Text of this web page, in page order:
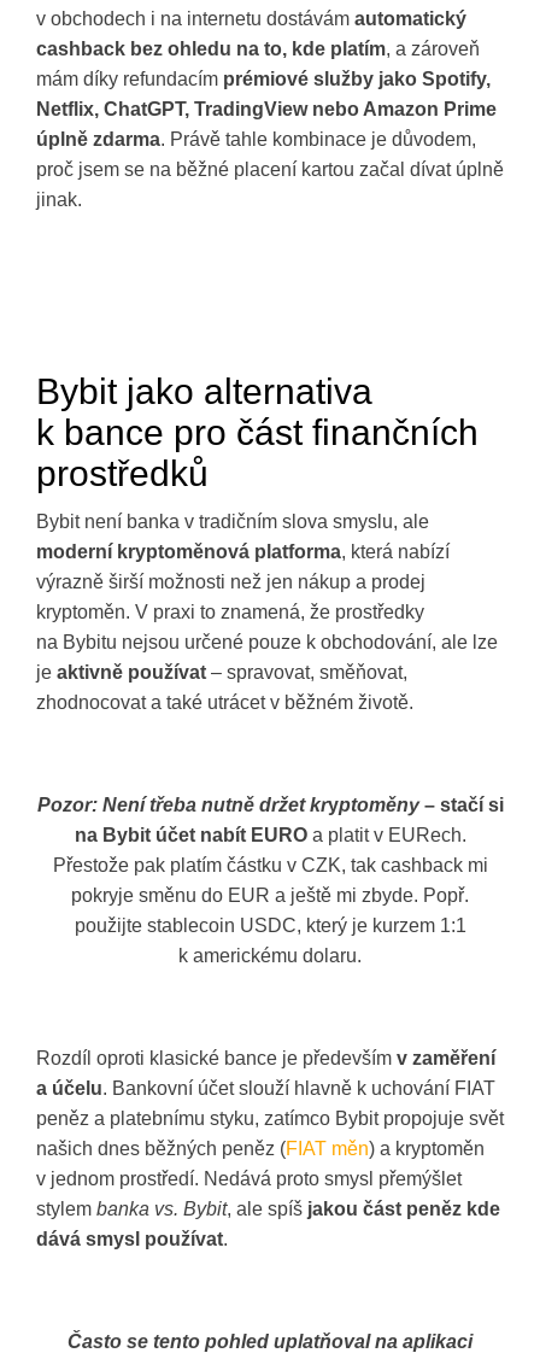
v obchodech i na internetu dostávám automatický
cashback bez ohledu na to, kde platím, a zároveň
mám díky refundacím prémiové služby jako Spotify,
Netflix, ChatGPT, TradingView nebo Amazon Prime
úplně zdarma. Právě tahle kombinace je důvodem,
proč jsem se na běžné placení kartou začal dívat úplně
jinak.
Bybit jako alternativa
k bance pro část finančních
prostředků
Bybit není banka v tradičním slova smyslu, ale
moderní kryptoměnová platforma, která nabízí
výrazně širší možnosti než jen nákup a prodej
kryptoměn. V praxi to znamená, že prostředky
na Bybitu nejsou určené pouze k obchodování, ale lze
je aktivně používat – spravovat, směňovat,
zhodnocovat a také utrácet v běžném životě.
Pozor: Není třeba nutně držet kryptoměny– stačí si
na Bybit účet nabít EUROa platit v EURech.
Přestože pak platím částku v CZK, tak cashback mi
pokryje směnu do EUR a ještě mi zbyde. Popř.
použijte stablecoin USDC, který je kurzem 1:1
k americkému dolaru.
Rozdíl oproti klasické bance je především v zaměření
a účelu. Bankovní účet slouží hlavně k uchování FIAT
peněz a platebnímu styku, zatímco Bybit propojuje svět
našich dnes běžných peněz (FIAT měn) a kryptoměn
v jednom prostředí. Nedává proto smysl přemýšlet
stylem banka vs. Bybit, ale spíš jakou část peněz kde
dává smysl používat.
Často se tento pohled uplatňoval na aplikaci